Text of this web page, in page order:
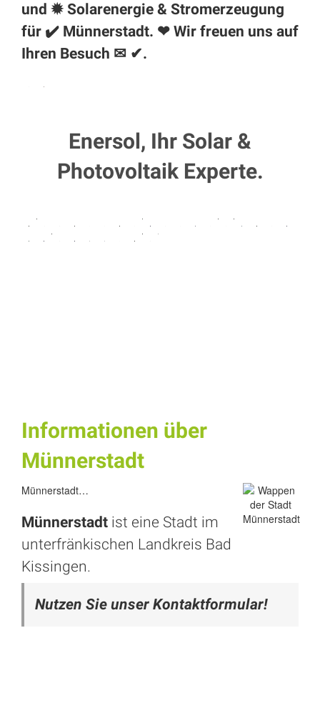
und ✹ Solarenergie & Stromerzeugung
für ✔️ Münnerstadt. ❤ Wir freuen uns auf
Ihren Besuch ✉ ✔.
Enersol, Ihr Solar &
Photovoltaik Experte.
Informationen über
Münnerstadt
Münnerstadt…
Münnerstadt ist eine Stadt im
unterfränkischen Landkreis Bad
Kissingen.
Nutzen Sie unser Kontaktformular!